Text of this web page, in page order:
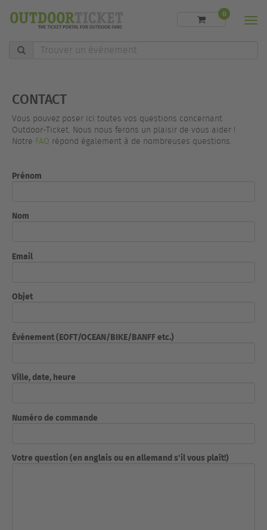
Trouver
0
CONTACT
Vous pouvez poser ici toutes vos questions concernant
Outdoor-Ticket. Nous nous ferons un plaisir de vous aider !
Notre FAQ répond également à de nombreuses questions.
Prénom
Nom
Email
Objet
Événement (EOFT/OCEAN/BIKE/BANFF etc.)
Ville, date, heure
Numéro de commande
Votre question (en anglais ou en allemand s'il vous plaît!)